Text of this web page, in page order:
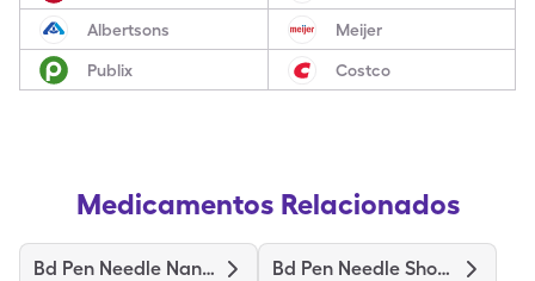
Albertsons Meijer
Publix Costco
Medicamentos Relacionados
Bd Pen Needle Nano 2Nd Gen Bd Pen Needle Short Ultrafine